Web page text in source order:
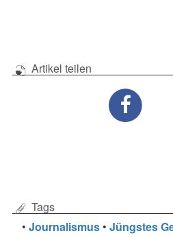
Artikel teilen
Tags
• Journalismus • Jüngstes